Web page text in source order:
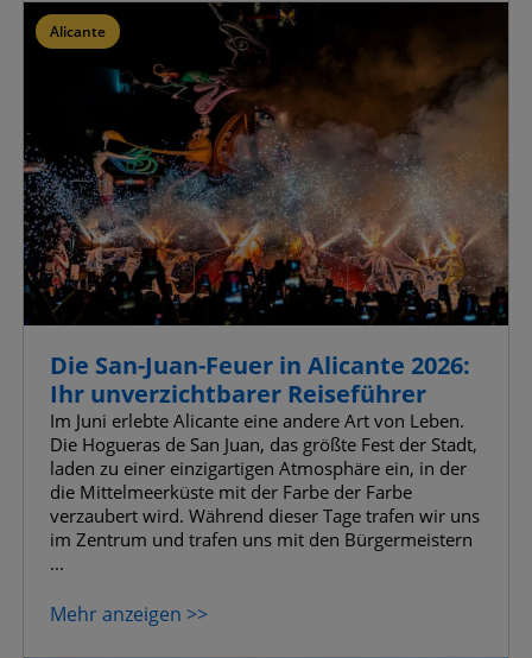
Alicante
Die San-Juan-Feuer in Alicante 2026:
Ihr unverzichtbarer Reiseführer
Im Juni erlebte Alicante eine andere Art von Leben.
Die Hogueras de San Juan, das größte Fest der Stadt,
laden zu einer einzigartigen Atmosphäre ein, in der
die Mittelmeerküste mit der Farbe der Farbe
verzaubert wird. Während dieser Tage trafen wir uns
im Zentrum und trafen uns mit den Bürgermeistern
...
Mehr anzeigen >>
Erweiterte Werbe-Cookies
Meine Auswahl bestätigen
Alle zulassen